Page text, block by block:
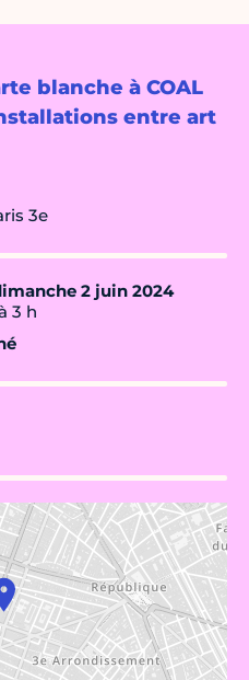
blanche à COAL
entre art
3e
2 juin 2024
3 h